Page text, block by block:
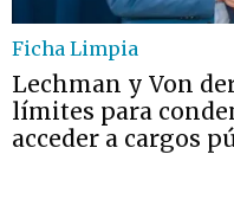
Ficha Limpia
Lechman y Von
límites para
acceder a cargos